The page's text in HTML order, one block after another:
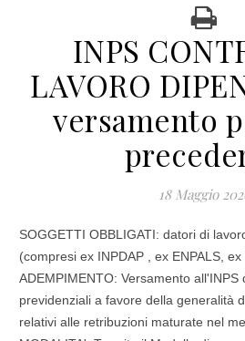
INPS
LAVORO
versamento
18 Maggio
SOGGETTI OBBLIGATI: datori di lavoro agricoli e non agricoli
(compresi ex INPDAP , ex ENPALS, ex
ADEMPIMENTO: Versamento all'INPS
previdenziali a favore della generalità
relativi alle retribuzioni maturate nel